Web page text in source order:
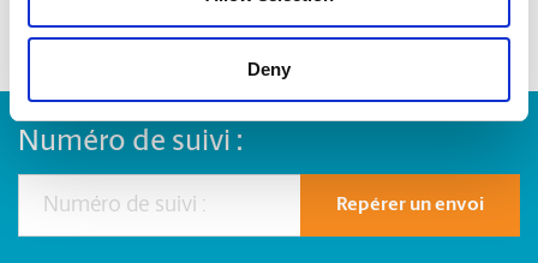
Deny
Numéro de suivi :
Repérer un envoi